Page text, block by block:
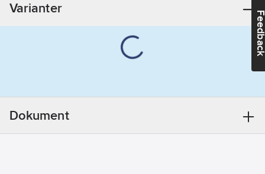
Ägarens
artikelnr:
Varianter
Dokument